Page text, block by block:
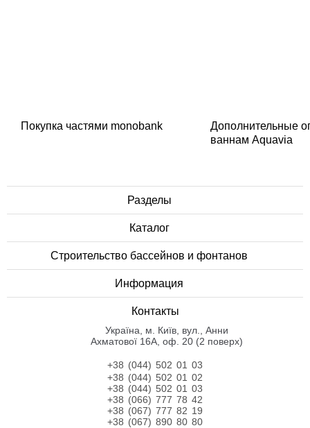
Покупка частями monobank
Дополнительные
ваннам Aquavia
Разделы
Каталог
Строительство бассейнов и фонтанов
Информация
Контакты
Українa, м. Київ, вул., Анни
Ахматової 16А, оф. 20 (2 поверх)
+38 (044) 502 01 03
+38 (044) 502 01 02
+38 (044) 502 01 03
+38 (066) 777 78 42
+38 (067) 777 82 19
+38 (067) 890 80 80